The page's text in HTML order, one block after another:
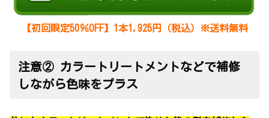
【初回限定50％OFF】1本1,925円（税込）※送料無料
注意② カラートリートメントなどで補修
しながら色味をプラス